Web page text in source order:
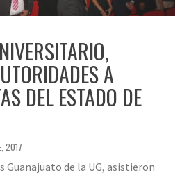
A
DEL ESTADO DE
2017
Guanajuato de la UG, asistieron